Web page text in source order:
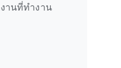
านที่ทำงาน